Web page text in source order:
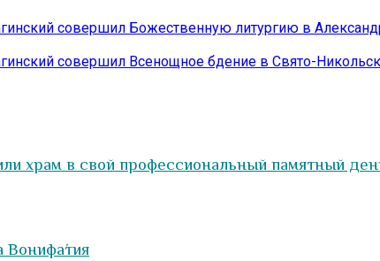
совершил Божественную литургию в
совершил Всенощное бдение в Свято-
храм в свой профессиональный памятный
Вонифа́тия